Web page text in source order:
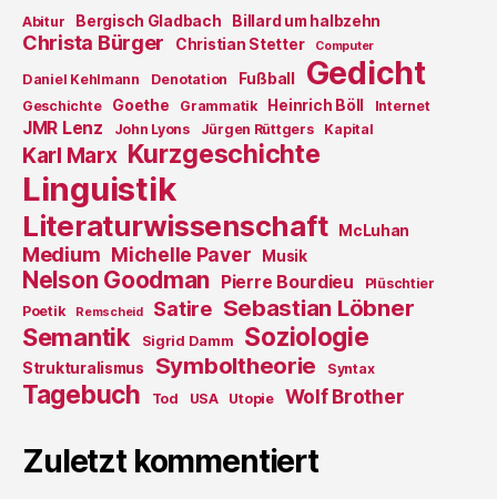
Abitur Bergisch Gladbach Billard um halbzehn
Christa Bürger Christian Stetter Computer
Daniel Kehlmann Denotation Fußball Gedicht
Geschichte Goethe Grammatik Heinrich Böll Internet
JMR Lenz John Lyons Jürgen Rüttgers Kapital
Karl Marx Kurzgeschichte
Linguistik
Literaturwissenschaft McLuhan
Medium Michelle Paver Musik
Nelson Goodman Pierre Bourdieu
Plüschtier
Poetik
Remscheid Satire Sebastian Löbner
Semantik Sigrid Damm Soziologie
Strukturalismus Symboltheorie Syntax
Tagebuch Tod USA Utopie Wolf Brother
Zuletzt kommentiert